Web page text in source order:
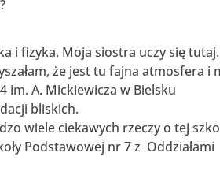
i fizyka. Moja siostra uczy się tutaj.
że jest tu fajna atmosfera i
im. A. Mickiewicza w Bielsku
bliskich.
wiele ciekawych rzeczy o tej
Podstawowej nr 7 z Oddziałami